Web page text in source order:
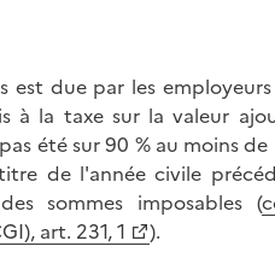
est due par les
à la taxe sur la valeur
été sur 90 % au moins de
de l'année civile
sommes imposables (
art. 231, 1
).